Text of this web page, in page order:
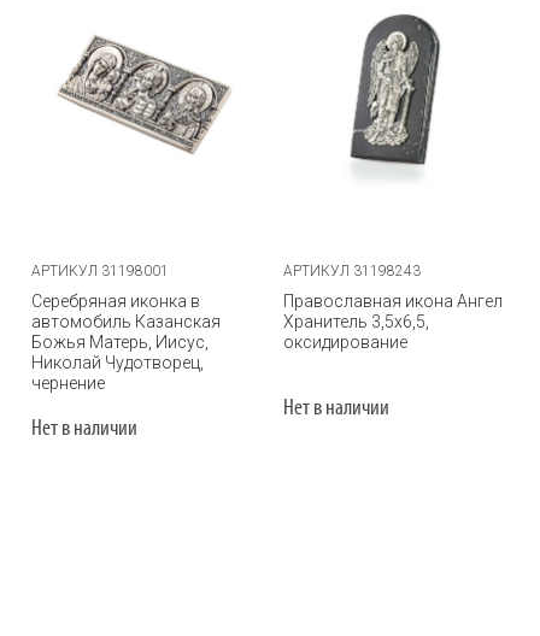
АРТИКУЛ 31198001
Серебряная иконка в
автомобиль Казанская
Божья Матерь, Иисус,
Николай Чудотворец,
чернение
Нет в наличии
АРТИКУЛ 31198243
Православная икона Ангел
Хранитель 3,5х6,5,
оксидирование
Нет в наличии